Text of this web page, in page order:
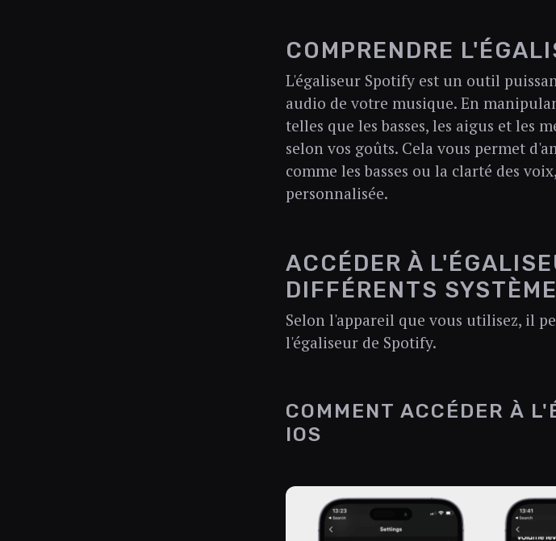
COMPRENDRE
L'égaliseur Spotify est un outil
audio de votre musique. En
telles que les basses, les aigus et les
selon vos goûts. Cela vous permet
comme les basses ou la clarté des
personnalisée.
ACCÉDER À
DIFFÉRENTS
Selon l'appareil que vous utilisez, il
l'égaliseur de Spotify.
COMMENT ACCÉDER À
IOS